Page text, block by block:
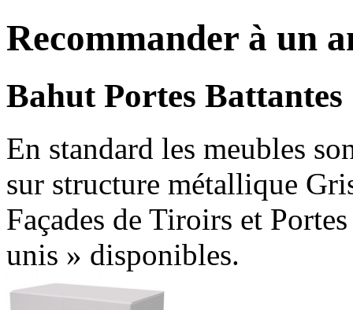
Recommander à un
Bahut Portes
En standard les meubles
sur structure métallique
Façades de Tiroirs et
unis » disponibles.